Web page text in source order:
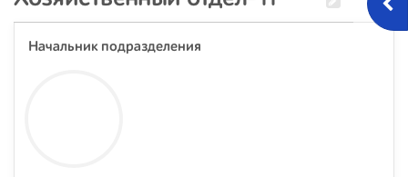
Начальник подразделения